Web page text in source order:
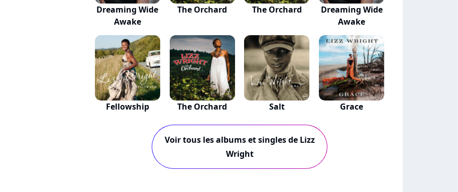
Dreaming Wide
Awake
The Orchard The Orchard
Dreaming Wide
Awake
Fellowship The Orchard Salt Grace
Voir tous les albums et singles de Lizz
Wright